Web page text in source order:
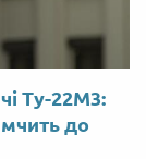
Ту-22М3:
до